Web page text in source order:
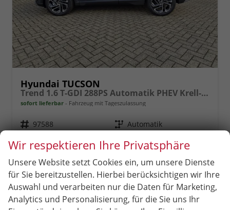
Hyundai TUCSON
Trend 1.6 T-GDI 288PS Automatik PHEV Krell-Sound Teill-Leder elektr. Heckklappe ACC Klimaautomatik Sitzheizung Lenkrandheizung Navi PDC v+h Rückf.Kamera Apple CarPlay + Android Auto 2xKeyless 19-LM vollelektr. Reichweite 68KM
sofort lieferbar Fahrzeug mit Tageszulassung
Fahrzeugnr. 97588 Getriebe Automatik
212 kW (288 PS) Kilometerstand 2 km
10.06.2026
38.199,– €
incl. 19% MwSt.
Rückruf
anfordern
PDF-
Datei,
Fahrzeug
drucken,
Energieverbrauch (gewichtet, kombiniert):
Wir respektieren Ihre Privatsphäre
Unsere Website setzt Cookies ein, um unsere Dienste
für Sie bereitzustellen. Hierbei berücksichtigen wir Ihre
Auswahl und verarbeiten nur die Daten für Marketing,
Analytics und Personalisierung, für die Sie uns Ihr